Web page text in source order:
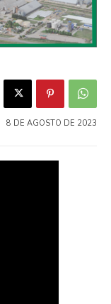
8 DE AGOSTO DE 2023